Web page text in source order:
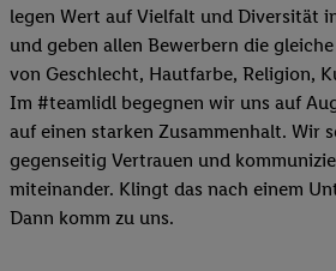
legen Wert auf Vielfalt und Diversität
und geben allen Bewerbern die
von Geschlecht, Hautfarbe, Religion,
Im #teamlidl begegnen wir uns auf
auf einen starken Zusammenhalt. Wir
gegenseitig Vertrauen und
miteinander. Klingt das nach einem
Dann komm zu uns.​